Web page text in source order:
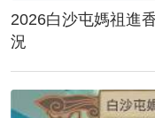
2026白沙屯媽祖進
況